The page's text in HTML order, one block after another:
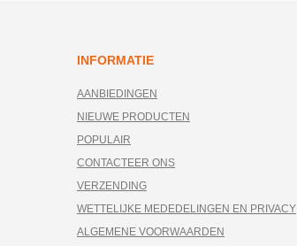
INFORMATIE
AANBIEDINGEN
NIEUWE PRODUCTEN
POPULAIR
CONTACTEER ONS
VERZENDING
WETTELIJKE MEDEDELINGEN EN PRIVACY
ALGEMENE VOORWAARDEN